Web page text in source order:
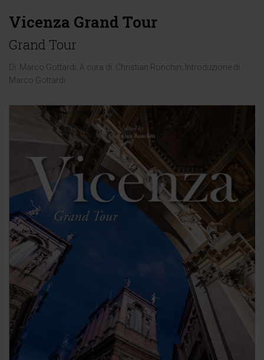
Vicenza Grand Tour
Grand Tour
Di: Marco Gottardi ; A cura di: Christian Ronchin ; Introduzione di:
Marco Gottardi